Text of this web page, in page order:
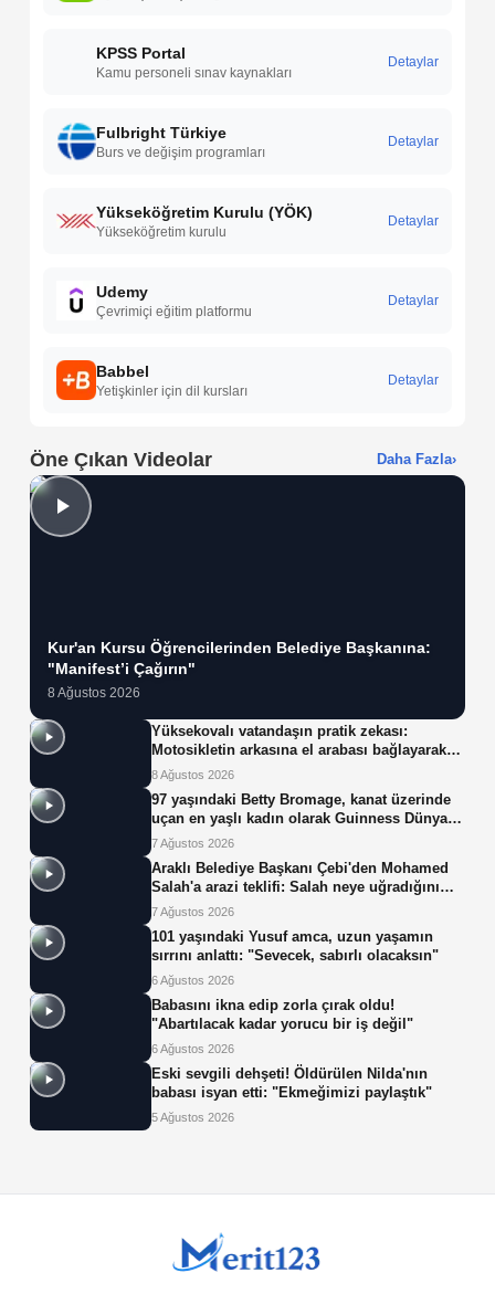
KPSS Portal
Kamu personeli sınav kaynakları
Detaylar
Fulbright Türkiye
Burs ve değişim programları
Detaylar
Yükseköğretim Kurulu (YÖK)
Yükseköğretim kurulu
Detaylar
Udemy
Çevrimiçi eğitim platformu
Detaylar
Babbel
Yetişkinler için dil kursları
Detaylar
Öne Çıkan Videolar Daha Fazla›
Kur'an Kursu Öğrencilerinden Belediye Başkanına:
"Manifest’i Çağırın"
8 Ağustos 2026
Yüksekovalı vatandaşın pratik zekası:
Motosikletin arkasına el arabası bağlayarak
üzerinde ot taşıdı
8 Ağustos 2026
97 yaşındaki Betty Bromage, kanat üzerinde
uçan en yaşlı kadın olarak Guinness Dünya
Rekoru'nu kırdı
7 Ağustos 2026
Araklı Belediye Başkanı Çebi'den Mohamed
Salah'a arazi teklifi: Salah neye uğradığını
şaşırdı!
7 Ağustos 2026
101 yaşındaki Yusuf amca, uzun yaşamın
sırrını anlattı: "Sevecek, sabırlı olacaksın"
6 Ağustos 2026
Babasını ikna edip zorla çırak oldu!
"Abartılacak kadar yorucu bir iş değil"
6 Ağustos 2026
Eski sevgili dehşeti! Öldürülen Nilda'nın
babası isyan etti: "Ekmeğimizi paylaştık"
5 Ağustos 2026